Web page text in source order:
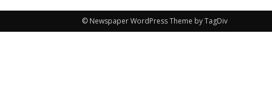
© Newspaper WordPress Theme by TagDiv